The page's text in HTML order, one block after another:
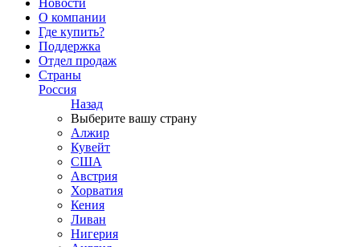
Новости
О компании
Где купить?
Поддержка
Отдел продаж
Страны
Россия
Назад
Выберите вашу страну
Алжир
Кувейт
США
Австрия
Хорватия
Кения
Ливан
Нигерия